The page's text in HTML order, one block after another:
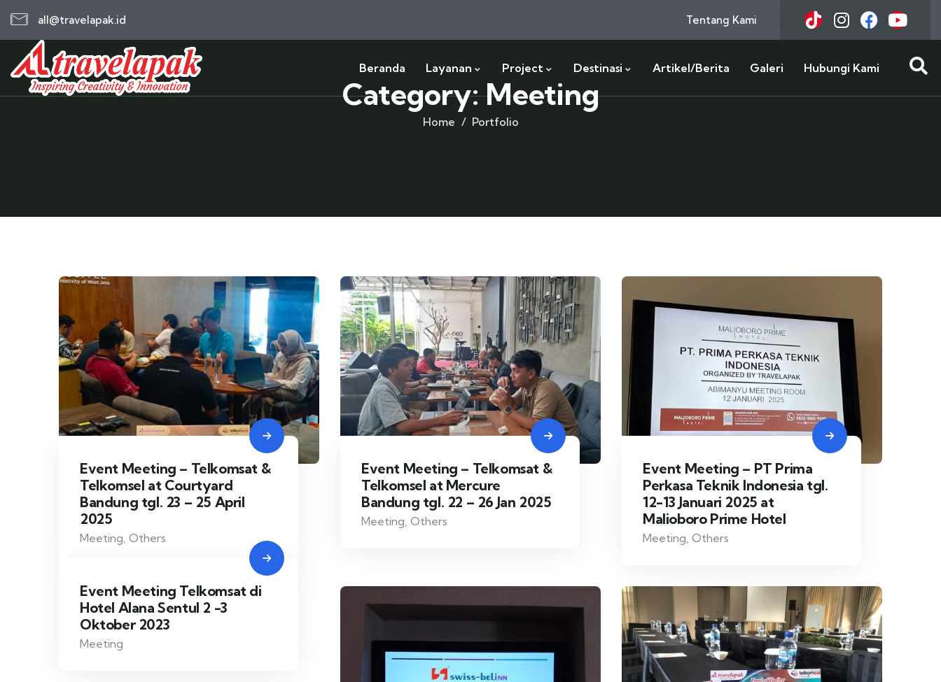
all@travelapak.id Tentang Kami
Beranda Layanan Project Destinasi Artikel/Berita Galeri Hubungi Kami
Category:Meeting
Home Portfolio
Event Meeting – Telkomsat &
Telkomsel at Courtyard
Bandung tgl. 23 – 25 April
2025
Meeting Others
Event Meeting – Telkomsat &
Telkomsel at Mercure
Bandung tgl. 22 – 26 Jan 2025
Meeting Others
Event Meeting – PT Prima
Perkasa Teknik Indonesia tgl.
12-13 Januari 2025 at
Malioboro Prime Hotel
Meeting Others
Event Meeting Telkomsat di
Hotel Alana Sentul 2 -3
Oktober 2023
Meeting